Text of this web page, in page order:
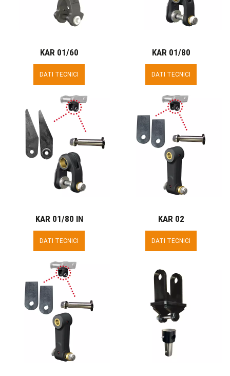
KAR 01/60
DATI TECNICI
KAR 01/80
DATI TECNICI
KAR 01/80 IN
DATI TECNICI
KAR 02
DATI TECNICI